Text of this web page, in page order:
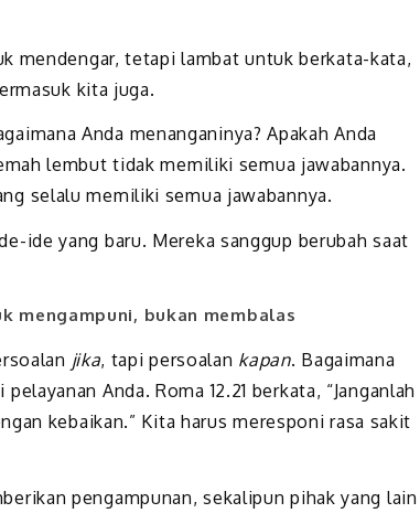
mendengar, tetapi lambat untuk berkata-kata,
kita juga.
Anda menanganinya? Apakah Anda
lembut tidak memiliki semua jawabannya.
selalu memiliki semua jawabannya.
ide yang baru. Mereka sanggup berubah saat
mengampuni, bukan membalas
jika, tapi persoalan kapan. Bagaimana
Anda. Roma 12.21 berkata, “Janganlah
kebaikan.” Kita harus meresponi rasa sakit
pengampunan, sekalipun pihak yang lain